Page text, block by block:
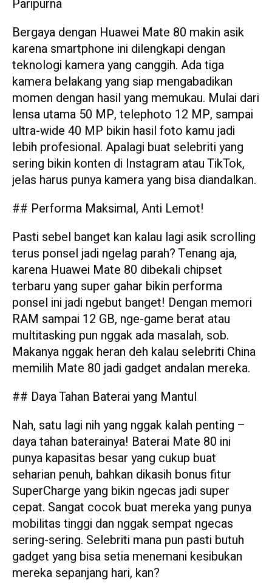
Paripurna
Bergaya dengan Huawei Mate 80 makin asik
karena smartphone ini dilengkapi dengan
teknologi kamera yang canggih. Ada tiga
kamera belakang yang siap mengabadikan
momen dengan hasil yang memukau. Mulai dari
lensa utama 50 MP, telephoto 12 MP, sampai
ultra-wide 40 MP bikin hasil foto kamu jadi
lebih profesional. Apalagi buat selebriti yang
sering bikin konten di Instagram atau TikTok,
jelas harus punya kamera yang bisa diandalkan.
## Performa Maksimal, Anti Lemot!
Pasti sebel banget kan kalau lagi asik scrolling
terus ponsel jadi ngelag parah? Tenang aja,
karena Huawei Mate 80 dibekali chipset
terbaru yang super gahar bikin performa
ponsel ini jadi ngebut banget! Dengan memori
RAM sampai 12 GB, nge-game berat atau
multitasking pun nggak ada masalah, sob.
Makanya nggak heran deh kalau selebriti China
memilih Mate 80 jadi gadget andalan mereka.
## Daya Tahan Baterai yang Mantul
Nah, satu lagi nih yang nggak kalah penting –
daya tahan baterainya! Baterai Mate 80 ini
punya kapasitas besar yang cukup buat
seharian penuh, bahkan dikasih bonus fitur
SuperCharge yang bikin ngecas jadi super
cepat. Sangat cocok buat mereka yang punya
mobilitas tinggi dan nggak sempat ngecas
sering-sering. Selebriti mana pun pasti butuh
gadget yang bisa setia menemani kesibukan
mereka sepanjang hari, kan?